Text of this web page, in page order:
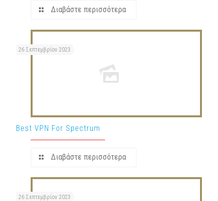
Διαβάστε περισσότερα
26 Σεπτεμβρίου 2023
Best VPN For Spectrum
Διαβάστε περισσότερα
26 Σεπτεμβρίου 2023